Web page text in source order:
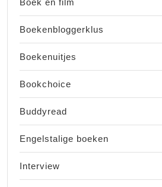
Boekenbloggerklus
Boekenuitjes
Bookchoice
Buddyread
Engelstalige boeken
Interview